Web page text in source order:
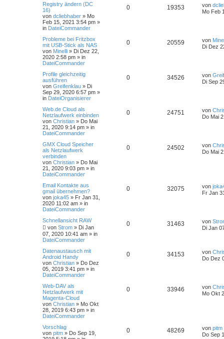
Registry ändern (DC
16)
von dcliebhaber » Mo
Feb 15, 2021 3:54 pm »
in DateiCommander
0 19353 von
Mo Feb
Probleme bei Fritzbox
mit USB-Stick als NAS
von Minelli » Di Dez 22,
2020 2:58 pm » in
DateiCommander
0 20559 von
Di Dez
Profile gleichzeitig
ausführen
von Greifenklau » Di
Sep 29, 2020 6:57 pm »
in DateiOrganisierer
0 34526 von
Di Sep
Web.de Cloud als
Netzlaufwerk einbinden
von Christian » Do Mai
21, 2020 9:14 pm » in
DateiCommander
0 24751 von
Do Mai
GMX Cloud Speicher
als Netzlaufwerk
verbinden
von Christian » Do Mai
21, 2020 9:03 pm » in
DateiCommander
0 24502 von
Do Mai
Email Kontakte aus
gmail übernehmen?
von joka45 » Fr Jan 31,
2020 11:02 am » in
DateiCommander
0 32075 von
Fr Jan
Schnellansicht RAW
von Strom » Di Jan
07, 2020 10:41 am » in
DateiCommander
0 31463 von
Di Jan
Datenaustausch mit
Android Handy
von Christian » Do Dez
05, 2019 3:41 pm » in
DateiCommander
0 34153 von
Do Dez
Web-DAV als
Netzlaufwerk mit
Magenta-Cloud
von Christian » Mo Okt
28, 2019 6:43 pm » in
DateiCommander
0 33946 von
Mo Okt
Vorschlag
von pitm » Do Sep 19,
0 48269 von pitm
Do Sep